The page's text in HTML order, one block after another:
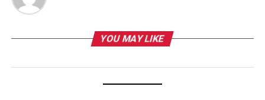
YOU MAY LIKE